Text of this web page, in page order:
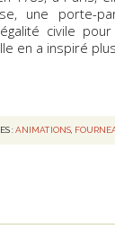
une porte-
civile
en a inspiré plus
:ANIMATIONS,